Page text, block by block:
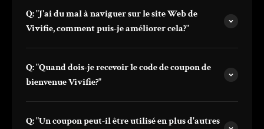
Q: "J'ai du mal à naviguer sur le site Web de
Vivifie, comment puis-je améliorer cela?"
Q: "Quand dois-je recevoir le code de coupon de
bienvenue Vivifie?"
Q: "Un coupon peut-il être utilisé en plus d'autres